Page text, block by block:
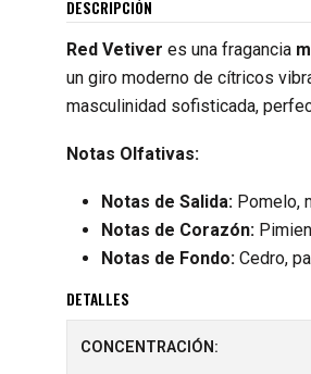
DESCRIPCIÓN
Red Vetiver es una fragancia
un giro moderno de cítricos
masculinidad sofisticada,
Notas Olfativas:
Notas de Salida: Pomelo,
Notas de Corazón:
Notas de Fondo: Cedro,
DETALLES
CONCENTRACIÓN: